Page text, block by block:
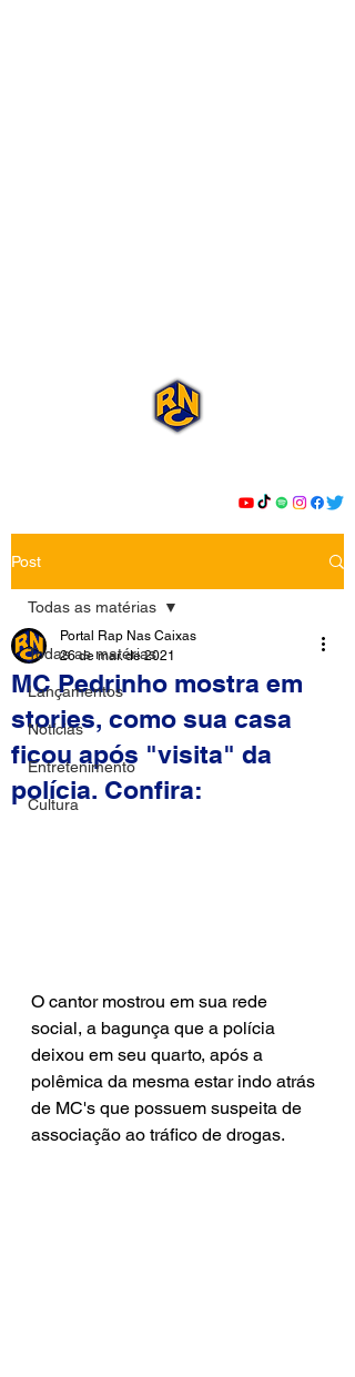
Post
Todas as matérias
Lançamentos
Notícias
Entretenimento
Cultura
Todas as matérias
MC Pedrinho mostra em
stories, como sua casa
ficou após "visita" da
polícia. Confira:
Portal Rap Nas Caixas
26 de mar. de 2021
O cantor mostrou em sua rede
social, a bagunça que a polícia
deixou em seu quarto, após a
polêmica da mesma estar indo atrás
de MC's que possuem suspeita de
associação ao tráfico de drogas.